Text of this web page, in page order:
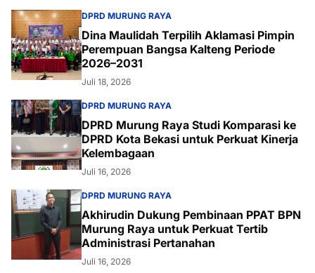
DPRD MURUNG RAYA
Dina Maulidah Terpilih Aklamasi Pimpin
Perempuan Bangsa Kalteng Periode
2026–2031
Juli 18, 2026
DPRD MURUNG RAYA
DPRD Murung Raya Studi Komparasi ke
DPRD Kota Bekasi untuk Perkuat Kinerja
Kelembagaan
Juli 16, 2026
DPRD MURUNG RAYA
Akhirudin Dukung Pembinaan PPAT BPN
Murung Raya untuk Perkuat Tertib
Administrasi Pertanahan
Juli 16, 2026